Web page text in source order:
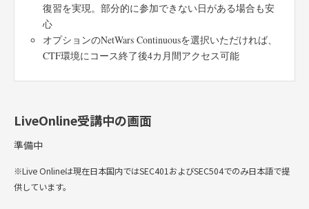
復習を実現。部分的に参加できない日がある場合も安
心
オプションのNetWars Continuousを選択いただければ、
CTF環境にコース終了後4カ月間アクセス可能
LiveOnline受講中の画面
準備中
※Live Onlineは現在日本国内ではSEC401およびSEC504でのみ日本語で提
供しています。